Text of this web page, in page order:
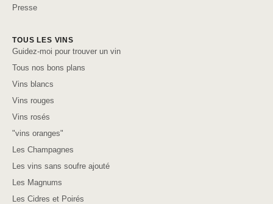
Presse
TOUS LES VINS
Guidez-moi pour trouver un vin
Tous nos bons plans
Vins blancs
Vins rouges
Vins rosés
"vins oranges"
Les Champagnes
Les vins sans soufre ajouté
Les Magnums
Les Cidres et Poirés